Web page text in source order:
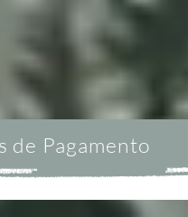
de Pagamento